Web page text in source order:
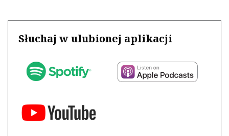
Słuchaj w ulubionej aplikacji